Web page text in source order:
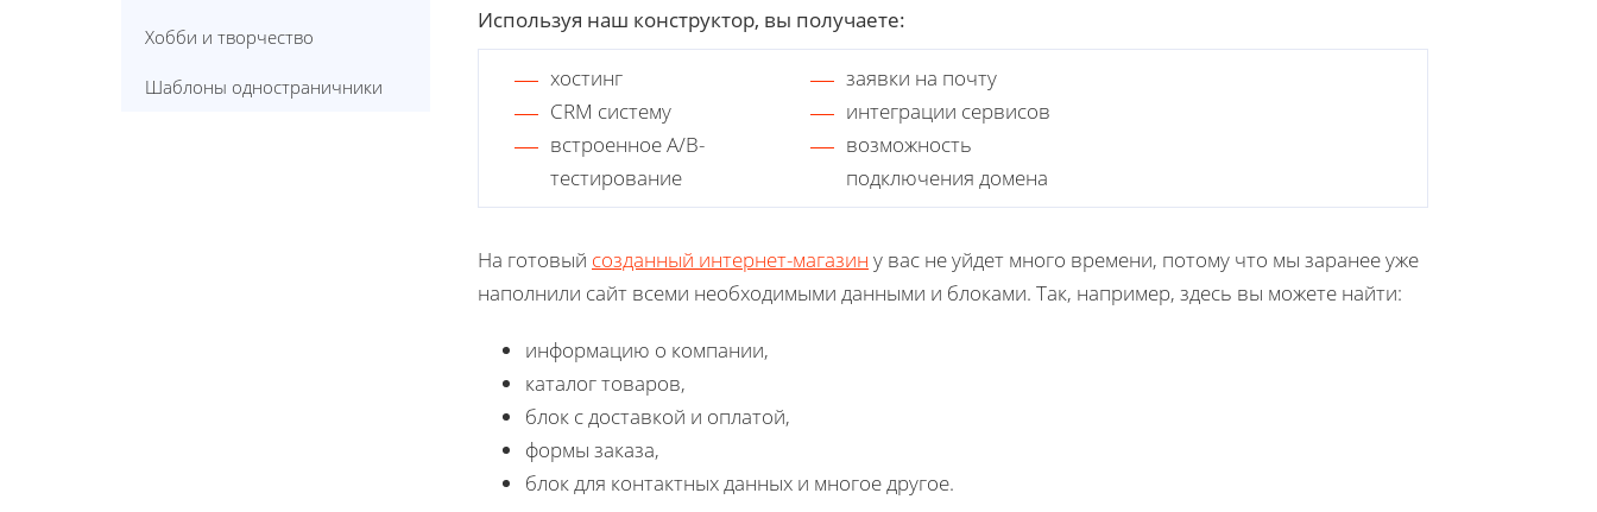
Хобби и творчество
Шаблоны одностраничники
Используя наш конструктор, вы получаете:
хостинг
заявки на почту
CRM систему
интеграции сервисов
встроенное A/B-
тестирование
возможность
подключения домена
На готовый созданный интернет-магазин у вас не уйдет много времени, потому что мы заранее уже
наполнили сайт всеми необходимыми данными и блоками. Так, например, здесь вы можете найти:
информацию о компании,
каталог товаров,
блок с доставкой и оплатой,
формы заказа,
блок для контактных данных и многое другое.